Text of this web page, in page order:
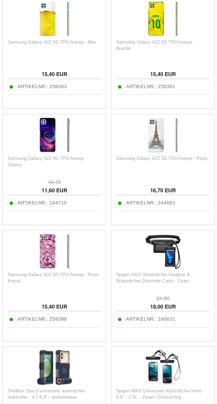
Samsung Galaxy A22 5G TPU-hoesje - Bier
15,40EUR
ARTIKELNR.: 258393
Samsung Galaxy A22 5G TPU-hoesje -
Brazilië
15,40EUR
ARTIKELNR.: 258381
Samsung Galaxy A22 5G TPU-hoesje -
Galaxy
16,70
11,60EUR
ARTIKELNR.: 244710
Samsung Galaxy A22 5G TPU-hoesje - Parijs
16,70EUR
ARTIKELNR.: 244681
Samsung Galaxy A22 5G TPU-hoesje - Roze
Kristal
15,40EUR
ARTIKELNR.: 258398
Spigen A621 Waterdichte Heuptas &
Waterdichte Drijvende Case - Zwart
21,90
18,00EUR
ARTIKELNR.: 246631
Shellbox Gen.2 universele waterdichte
duikkoffer - 4,7-6,8" - donkerblauw
Spigen A601 Universele Waterdichte Hoes -
6.8" - 2 St. - Zwart / Doorzichtig